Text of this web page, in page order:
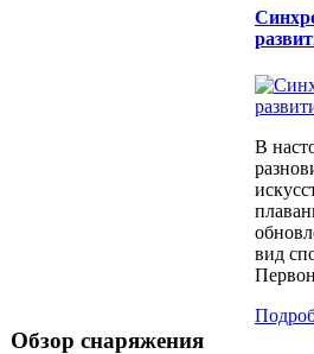
Обзор снаряжения
В
вид